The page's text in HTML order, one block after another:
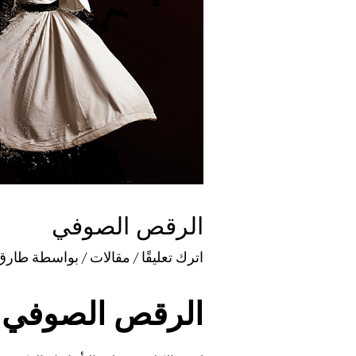
الرقص الصوفي
اترك تعليقًا / مقالات/ بواسطة
الرقص الصوفي